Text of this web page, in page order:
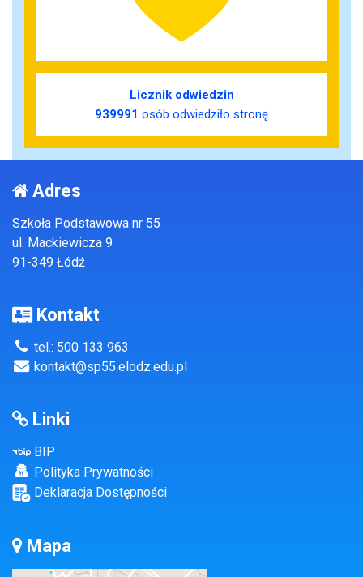
Licznik odwiedzin
939991 osób odwiedziło stronę
Adres
Szkoła Podstawowa nr 55
ul. Mackiewicza 9
91-349 Łódź
Kontakt
tel.: 500 133 963
kontakt@sp55.elodz.edu.pl
Linki
BIP
Polityka Prywatności
Deklaracja Dostępności
Mapa